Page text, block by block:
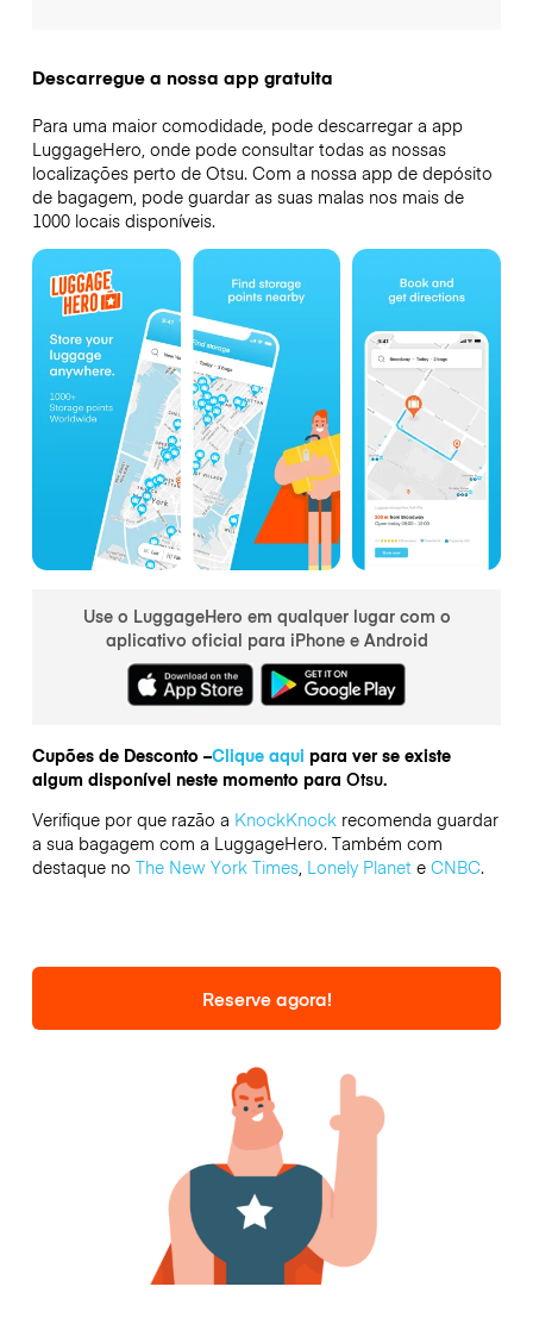
Descarregue a nossa app gratuita
Para uma maior comodidade, pode descarregar a app
LuggageHero, onde pode consultar todas as nossas
localizações perto de Otsu. Com a nossa app de depósito
de bagagem, pode guardar as suas malas nos mais de
1000 locais disponíveis.
Use o LuggageHero em qualquer lugar com o
aplicativo oficial para iPhone e Android
Cupões de Desconto –Clique aqui para ver se existe
algum disponível neste momento para Otsu.
Verifique por que razão a KnockKnockrecomenda guardar
a sua bagagem com a LuggageHero. Também com
destaque no The New York Times, Lonely Planete CNBC.
Reserve agora!